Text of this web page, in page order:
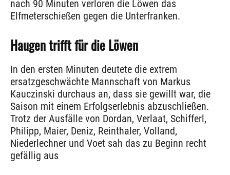
nach 90 Minuten verloren die Löwen das
Elfmeterschießen gegen die Unterfranken.
Haugen trifft für die Löwen
In den ersten Minuten deutete die extrem
ersatzgeschwächte Mannschaft von Markus
Kauczinski durchaus an, dass sie gewillt war, die
Saison mit einem Erfolgserlebnis abzuschließen.
Trotz der Ausfälle von Dordan, Verlaat, Schifferl,
Philipp, Maier, Deniz, Reinthaler, Volland,
Niederlechner und Voet sah das zu Beginn recht
gefällig aus